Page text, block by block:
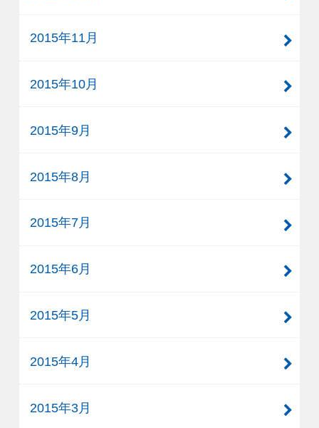
2015年11月
2015年10月
2015年9月
2015年8月
2015年7月
2015年6月
2015年5月
2015年4月
2015年3月